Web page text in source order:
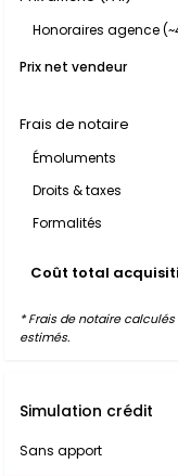
Honoraires agence
Prix net vendeur
Frais de notaire
Émoluments
Droits & taxes
Formalités
Coût total
* Frais de notaire
estimés.
Simulation crédit
Sans apport